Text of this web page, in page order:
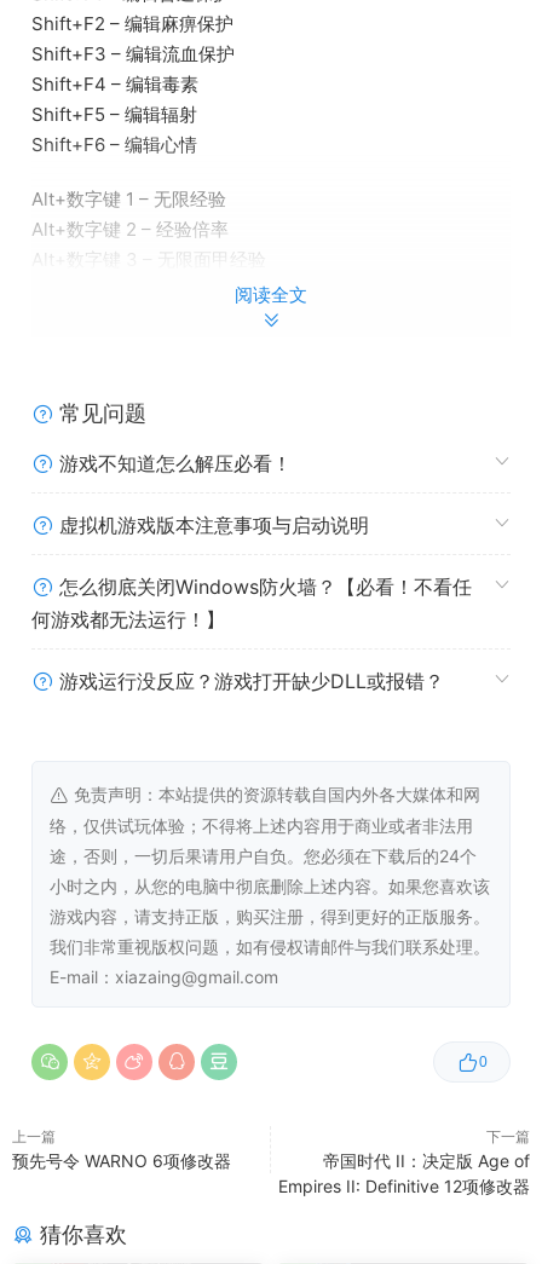
Shift+F2 – 编辑麻痹保护
Shift+F3 – 编辑流血保护
Shift+F4 – 编辑毒素
Shift+F5 – 编辑辐射
Shift+F6 – 编辑心情
Alt+数字键 1 – 无限经验
Alt+数字键 2 – 经验倍率
Alt+数字键 3 – 无限面甲经验
Alt+数字键 4 – 面甲经验倍率
Alt+数字键 8 – 编辑科技点数
Alt+数字键 0 – 时间流逝速度
Alt+数字键 . – 保存位置
Alt+数字键 – – 瞬移到标记位置
阅读全文
常见问题
游戏不知道怎么解压必看！
虚拟机游戏版本注意事项与启动说明
怎么彻底关闭Windows防火墙？【必看！不看任
何游戏都无法运行！】
游戏运行没反应？游戏打开缺少DLL或报错？
免责声明：本站提供的资源转载自国内外各大媒体和网
络，仅供试玩体验；不得将上述内容用于商业或者非法用
途，否则，一切后果请用户自负。您必须在下载后的24个
小时之内，从您的电脑中彻底删除上述内容。如果您喜欢该
游戏内容，请支持正版，购买注册，得到更好的正版服务。
我们非常重视版权问题，如有侵权请邮件与我们联系处理。
E-mail：xiazaing@gmail.com
0
上一篇
预先号令 WARNO 6项修改器
下一篇
帝国时代 II：决定版 Age of
Empires II: Definitive 12项修改器
猜你喜欢